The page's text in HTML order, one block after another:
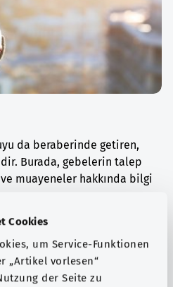
Cookies
um Service-Funktionen
„Artikel vorlesen“
der Seite zu
da beraberinde getiren,
Burada, gebelerin talep
muayeneler hakkında bilgi